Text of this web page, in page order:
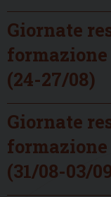
Giornate
(24-27/08)
Giornate
(31/08-03/